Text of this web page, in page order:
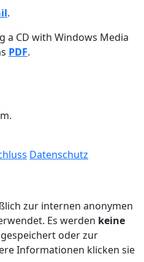
.
CD with Windows Media
PDF.
Datenschutz
zur internen anonymen
Es werden keine
oder zur
Informationen klicken sie